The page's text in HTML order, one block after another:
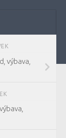
výbava,